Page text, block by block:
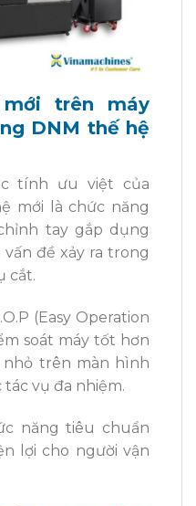
trên máy
DNM thế hệ
tính ưu việt của
mới là chức năng
tay gắp dụng
đề xảy ra trong
cắt.
(Easy Operation
soát máy tốt hơn
nhỏ trên màn hình
vụ đa nhiệm.
năng tiêu chuẩn
lợi cho người vận